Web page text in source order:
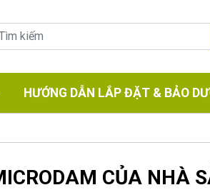
HƯỚNG DẪN LẮP ĐẶT & BẢO
CỦA NHÀ